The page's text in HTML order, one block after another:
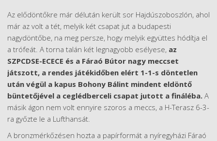
Az elődöntőkre már délután került sor Hajdúszoboszlón, ahol
már az volt a tét, melyik két csapat jut a budapesti
nagydöntőbe, na meg persze, hogy melyik együttes hódítja el
a trófeát. A torna talán két legnagyobb esélyese, az
SZPCDSE-ECECE és a Fáraó Bútor nagy meccset
játszott, a rendes játékidőben elért 1-1-s döntetlen
után végül a kapus Bohony Bálint mindent eldöntő
büntetőjével a ceglédberceli csapat jutott a fináléba. A
másik ágon nem volt ennyire szoros a meccs, a H-Terasz 6-3-
ra győzte le a Lufthansát.
A bronzmérkőzésen hozta a papírformát a nyíregyházi Fáraó